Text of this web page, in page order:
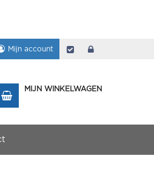
Mijn account Afrekenen
MIJN WINKELWAGEN